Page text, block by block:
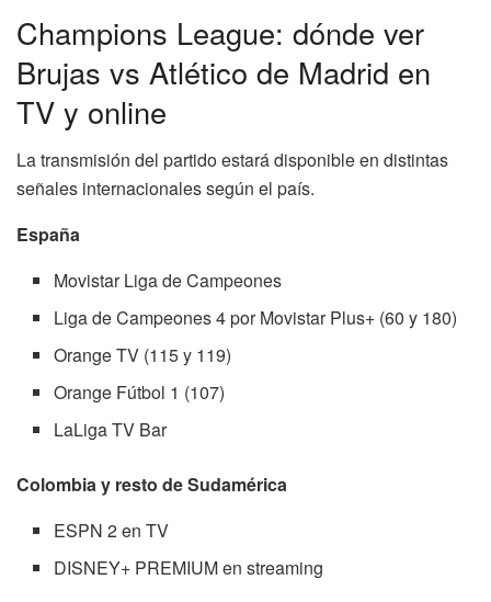
Champions League: dónde ver
Brujas vs Atlético de Madrid en
TV y online
La transmisión del partido estará disponible en distintas
señales internacionales según el país.
España
Movistar Liga de Campeones
Liga de Campeones 4 por Movistar Plus+ (60 y 180)
Orange TV (115 y 119)
Orange Fútbol 1 (107)
LaLiga TV Bar
Colombia y resto de Sudamérica
ESPN 2 en TV
DISNEY+ PREMIUM en streaming